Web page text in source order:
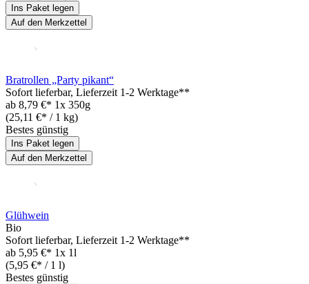
Ins Paket legen
Auf den Merkzettel
Bratrollen „Party pikant“
Sofort lieferbar, Lieferzeit 1-2 Werktage**
ab 8,79 €* 1x 350g
(25,11 €* / 1 kg)
Bestes günstig
Ins Paket legen
Auf den Merkzettel
Glühwein
Bio
Sofort lieferbar, Lieferzeit 1-2 Werktage**
ab 5,95 €* 1x 1l
(5,95 €* / 1 l)
Bestes günstig